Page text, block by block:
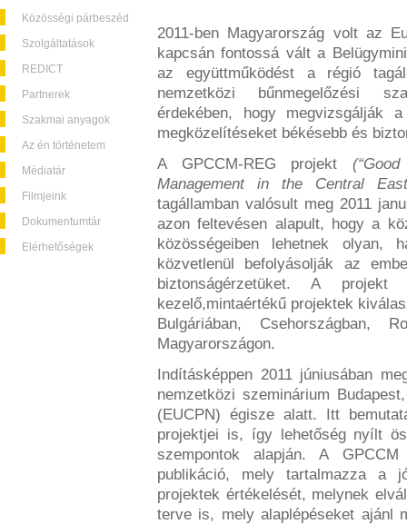
Közösségi párbeszéd
Szolgáltatások
REDICT
Partnerek
Szakmai anyagok
Az én történetem
Médiatár
Filmjeink
Dokumentumtár
Elérhetőségek
2011-ben Magyarország volt az
kapcsán fontossá vált a
az együttműködést a régió
nemzetközi bűnmegelőzési
érdekében, hogy megvizsgálják
megközelítéseket békésebb és
A GPCCM-REG projekt
Management in the Central
tagállamban valósult meg 2011
azon feltevésen alapult, hogy a
közösségeiben lehetnek olyan,
közvetlenül befolyásolják az
biztonságérzetüket. A
kezelő,mintaértékű projektek
Bulgáriában, Csehországban,
Magyarországon.
Indításképpen 2011 júniusában
nemzetközi szeminárium
(EUCPN) égisze alatt. Itt
projektjei is, így lehetőség nyílt
szempontok alapján. A
publikáció, mely tartalmazza a
projektek értékelését, melynek
terve is, mely alaplépéseket ajánl